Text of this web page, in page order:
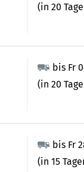
(in 20
bis Fr
(in 20
bis Fr
(in 15